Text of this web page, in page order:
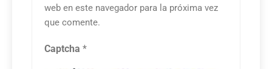
web en este navegador para la próxima vez
que comente.
Captcha *